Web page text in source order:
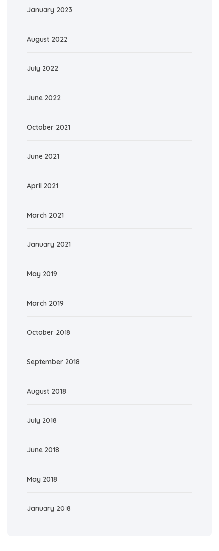
January 2023
August 2022
July 2022
June 2022
October 2021
June 2021
April 2021
March 2021
January 2021
May 2019
March 2019
October 2018
September 2018
August 2018
July 2018
June 2018
May 2018
January 2018